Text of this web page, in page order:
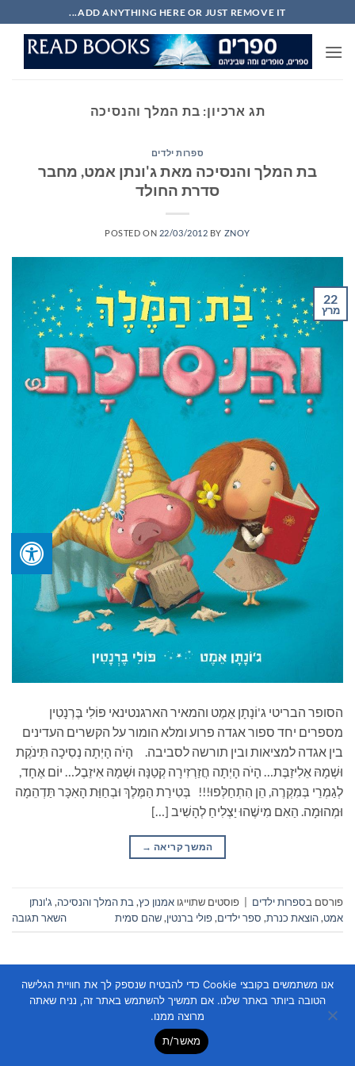
to
content
ADD ANYTHING HERE OR JUST REMOVE IT...
תג ארכיון: בת המלך והנסיכה
ספרות ילדים
בת המלך והנסיכה מאת ג'ונתן אמט, מחבר
סדרת החולד
POSTED ON 22/03/2012 BY ZNOY
22
מרץ
הסופר הבריטי ג'וֹנָתָן אֵמֶט והמאיר הארגנטינאי פּוֹלִי בֶּרְנָטִין
מספרים יחד ספור אגדה פרוע ומלא הומור על הקשרים העדינים
בין אגדה למציאות ובין תורשה לסביבה. הָיֹה הָיְתָה נְסִיכָה תִּינֹקֶת
וּשְׁמָהּ אֵלִיזַבֶּת… הָיֹה הָיְתָה חֲזַרְזִירָה קְטַנָּה וּשְׁמָהּ אִיזֵבֶל… יוֹם אֶחָד,
לְגַמְרֵי בְּמִקְרֶה, הֵן הִתְחַלְּפוּ!!! בְּטִירַת הַמֶּלֶךְ וּבְחַוַּת הָאִכָּר תַּדְהֵמָה
וּמְהוּמָה. הַאִם מִישֶׁהוּ יַצְלִיחַ לְהָשִׁיב […]
המשך קריאה →
פורסם בספרות ילדים פוסטים שתוייגו אמנון כץ, בת המלך והנסיכה, ג'ונתן
אמט,הוצאת כנרת, ספר ילדים,פולי ברנטין,שהם סמית השאר תגובה
Copyright 2026 ©Flatsome Theme
אנו משתמשים בקובצי Cookie כדי להבטיח שנספק לך את חוויית הגלישה
הטובה ביותר באתר שלנו. אם תמשיך להשתמש באתר זה, נניח שאתה
מרוצה ממנו.
מאשר/ת